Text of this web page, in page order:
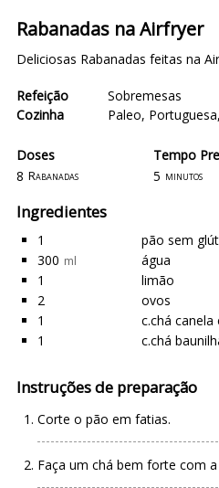
Rabanadas na Airfryer
Deliciosas Rabanadas feitas na
Refeição
Sobremesas
Cozinha
Paleo, Portuguesa,
Doses
Tempo
8 Rabanadas 5 minutos
Ingredientes
1
pão sem
300 ml
água
1
limão
2
ovos
1
c.chá canela
1
c.chá
Instruções de preparação
Corte o pão em fatias.
Faça um chá bem forte com